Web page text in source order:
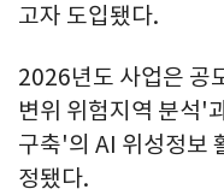
고자 도입됐다.
2026년도 사업은 공
변위 위험지역 분석'
구축'의 AI 위성정보
정됐다.